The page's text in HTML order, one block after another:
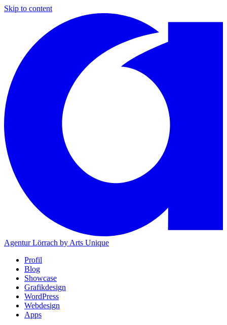
Skip to content
Agentur Lörrach by Arts Unique
Profil
Blog
Showcase
Grafikdesign
WordPress
Webdesign
Apps